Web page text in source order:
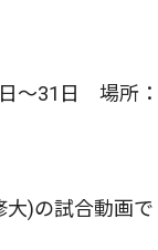
～31日 場所：
)の試合動画で